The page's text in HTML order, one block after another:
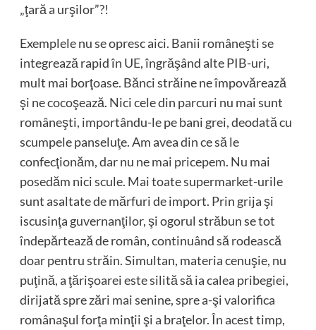
„ţară a urşilor”?!
Exemplele nu se opresc aici. Banii româneşti se
integrează rapid în UE, îngrăşând alte PIB-uri,
mult mai borţoase. Bănci străine ne împovărează
şi ne cocoşează. Nici cele din parcuri nu mai sunt
româneşti, importându-le pe bani grei, deodată cu
scumpele panseluţe. Am avea din ce să le
confecţionăm, dar nu ne mai pricepem. Nu mai
posedăm nici scule. Mai toate supermarket-urile
sunt asaltate de mărfuri de import. Prin grija şi
iscusinţa guvernanţilor, şi ogorul străbun se tot
îndepărtează de român, continuând să rodească
doar pentru străin. Simultan, materia cenuşie, nu
puţină, a ţărişoarei este silită să ia calea pribegiei,
dirijată spre zări mai senine, spre a-şi valorifica
românaşul forţa minţii şi a braţelor. În acest timp,